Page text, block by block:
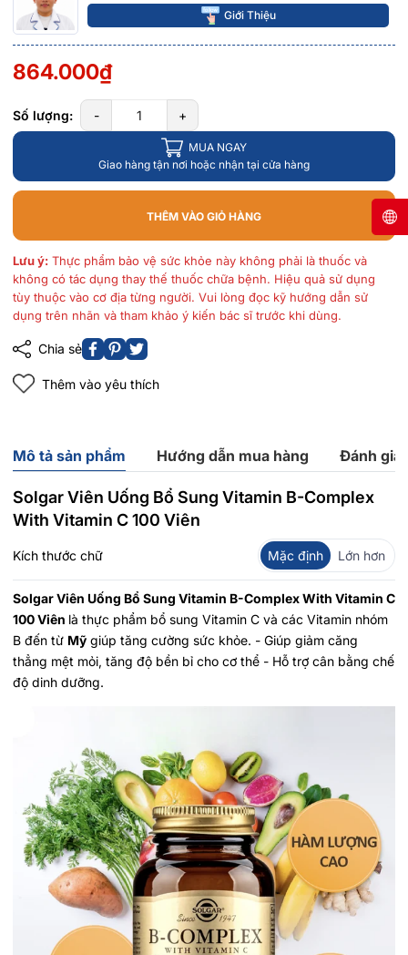
Giới Thiệu
864.000₫
Số lượng: - +
MUA NGAY
Giao hàng tận nơi hoặc nhận tại cửa hàng
THÊM VÀO GIỎ HÀNG
Lưu ý: Thực phẩm bảo vệ sức khỏe này không phải là thuốc và
không có tác dụng thay thế thuốc chữa bệnh. Hiệu quả sử dụng
tùy thuộc vào cơ địa từng người. Vui lòng đọc kỹ hướng dẫn sử
dụng trên nhãn và tham khảo ý kiến bác sĩ trước khi dùng.
Chia sẻ
Thêm vào yêu thích
Mô tả sản phẩm Hướng dẫn mua hàng Đánh giá
Solgar Viên Uống Bổ Sung Vitamin B-Complex
With Vitamin C 100 Viên
Kích thước chữ Mặc định Lớn hơn
Solgar Viên Uống Bổ Sung Vitamin B-Complex With Vitamin C
100 Viên là thực phẩm bổ sung Vitamin C và các Vitamin nhóm
B đến từ Mỹ giúp tăng cường sức khỏe. - Giúp giảm căng
thẳng mệt mỏi, tăng độ bền bỉ cho cơ thể - Hỗ trợ cân bằng chế
độ dinh dưỡng.